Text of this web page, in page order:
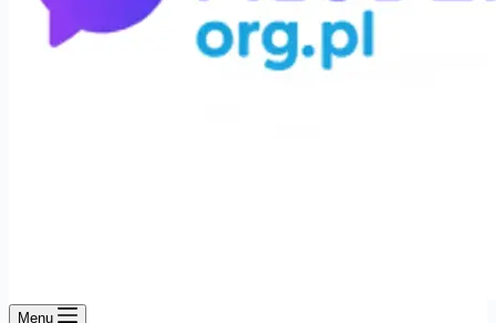
Menu